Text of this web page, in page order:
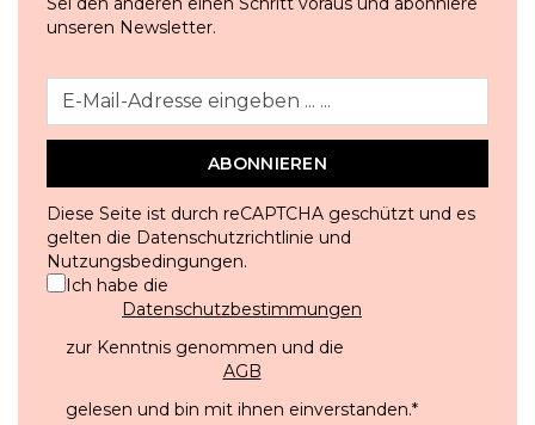
unseren Newsletter.
ABONNIEREN
Diese Seite ist durch reCAPTCHA geschützt und es
gelten die Datenschutzrichtlinie und
Nutzungsbedingungen.
Ich habe die
Datenschutzbestimmungen
zur Kenntnis genommen und die
AGB
gelesen und bin mit ihnen einverstanden.*